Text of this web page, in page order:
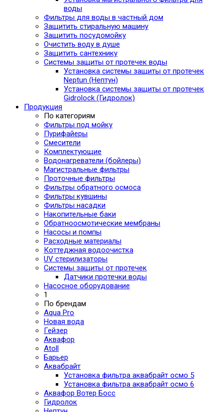
воды
Фильтры для воды в частный дом
Защитить стиральную машину
Защитить посудомойку
Очистить воду в душе
Защитить сантехнику
Системы защиты от протечек воды
Установка системы защиты от протечек
Neptun (Нептун)
Установка системы защиты от протечек
Gidrolock (Гидролок)
Продукция
По категориям
Фильтры под мойку
Пурифайеры
Смесители
Комплектующие
Водонагреватели (бойлеры)
Магистральные фильтры
Проточные фильтры
Фильтры обратного осмоса
Фильтры кувшины
Фильтры насадки
Накопительные баки
Обратноосмотические мембраны
Насосы и помпы
Расходные материалы
Коттеджная водоочистка
UV стерилизаторы
Системы защиты от протечек
Датчики протечки воды
Насосное оборудование
1
По брендам
Aqua Pro
Новая вода
Гейзер
Аквафор
Atoll
Барьер
Аквабрайт
Установка фильтра аквабрайт осмо 5
Установка фильтра аквабрайт осмо 6
Аквафор Вотер Босс
Гидролок